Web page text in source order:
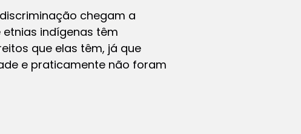
chegam a
etnias indígenas têm
que elas têm, já que
e praticamente não foram